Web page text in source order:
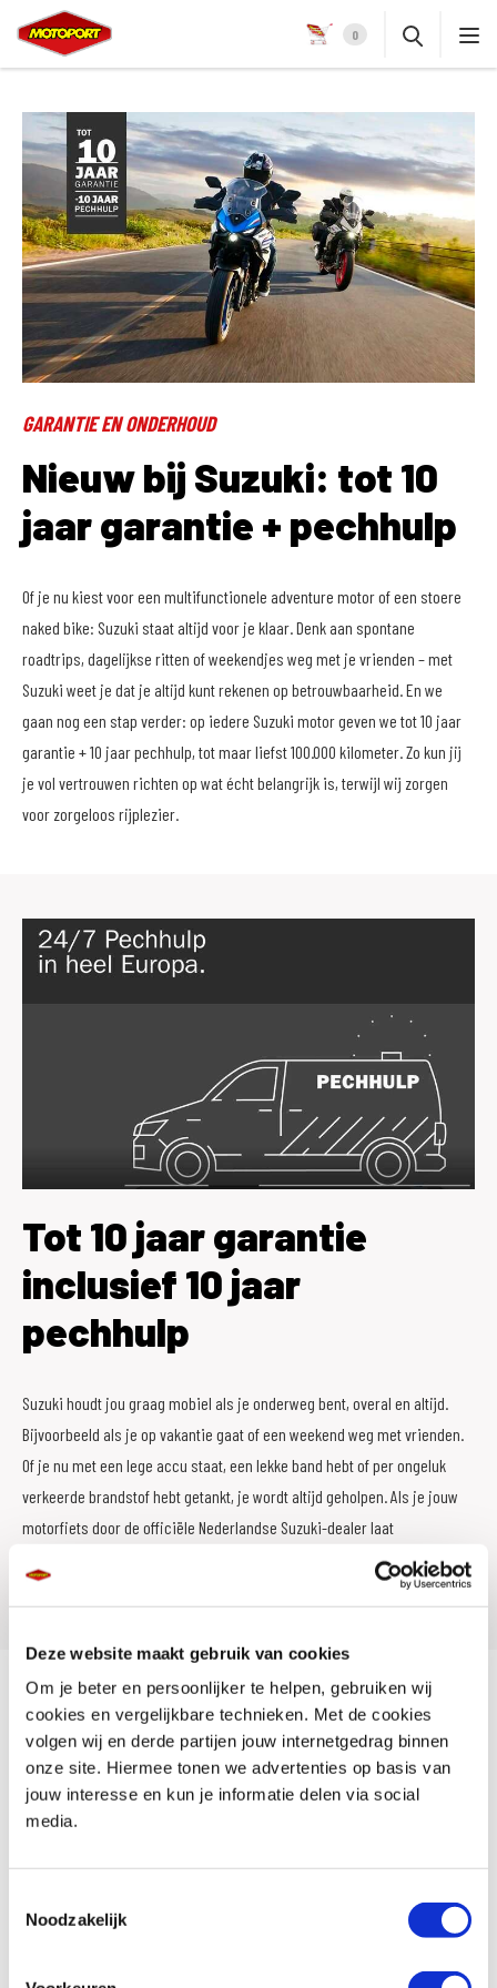
Deze website maakt gebruik van cookies
Om je beter en persoonlijker te helpen, gebruiken wij
cookies en vergelijkbare technieken. Met de cookies
volgen wij en derde partijen jouw internetgedrag binnen
onze site. Hiermee tonen we advertenties op basis van
jouw interesse en kun je informatie delen via social
media.
Noodzakelijk
0
GARANTIE EN ONDERHOUD
Nieuw bij Suzuki: tot 10
jaar garantie + pechhulp
Of je nu kiest voor een multifunctionele adventure motor of een stoere
naked bike: Suzuki staat altijd voor je klaar. Denk aan spontane
roadtrips, dagelijkse ritten of weekendjes weg met je vrienden – met
Suzuki weet je dat je altijd kunt rekenen op betrouwbaarheid. En we
gaan nog een stap verder: op iedere Suzuki motor geven we tot 10 jaar
garantie + 10 jaar pechhulp, tot maar liefst 100.000 kilometer. Zo kun jij
je vol vertrouwen richten op wat écht belangrijk is, terwijl wij zorgen
voor zorgeloos rijplezier.
Tot 10 jaar garantie
inclusief 10 jaar
pechhulp
Suzuki houdt jou graag mobiel als je onderweg bent, overal en altijd.
Bijvoorbeeld als je op vakantie gaat of een weekend weg met vrienden.
Of je nu met een lege accu staat, een lekke band hebt of per ongeluk
verkeerde brandstof hebt getankt, je wordt altijd geholpen. Als je jouw
motorfiets door de officiële Nederlandse Suzuki-dealer laat
onderhouden, blijft je garantie gewaarborgd én kun je zelfs tot en met